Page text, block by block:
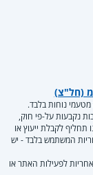
(חל"צ)
נוחות בלבד.
נקבעות על-פי חוק,
לקבלת ייעוץ או
המשתמש בלבד - יש
לפעילות האתר או